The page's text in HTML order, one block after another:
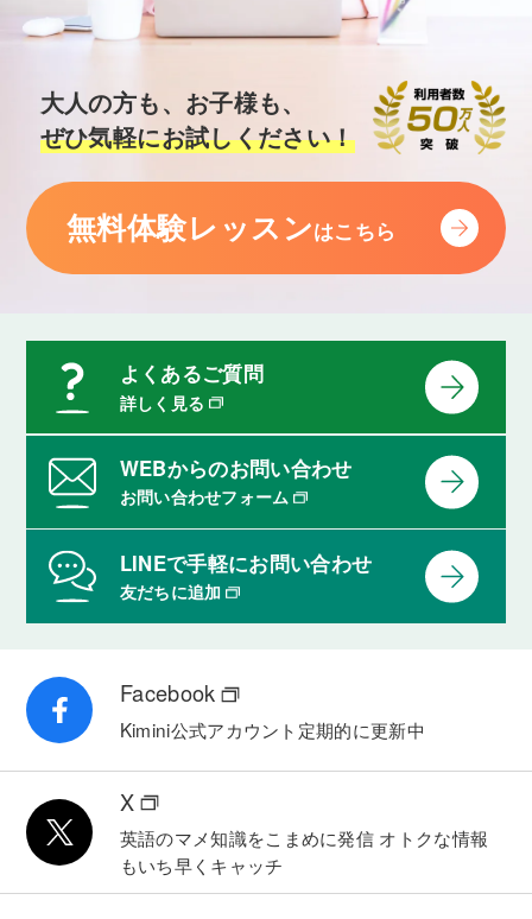
大人の方も、お子様も、
ぜひ気軽にお試しください！
無料体験レッスンはこちら
よくあるご質問
詳しく見る
WEBからのお問い合わせ
お問い合わせフォーム
LINEで手軽にお問い合わせ
友だちに追加
Facebook
Kimini公式アカウント 定期的に更新中
X
英語のマメ知識をこまめに発信 オトクな情報
もいち早くキャッチ